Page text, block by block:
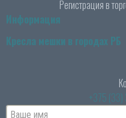
Регистрация в
Информация
Кресла мешки в городах РБ
+375